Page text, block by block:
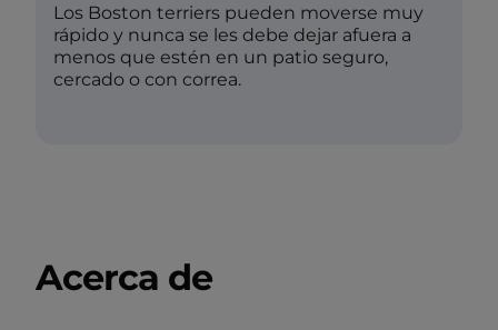
Los Boston terriers pueden moverse muy
rápido y nunca se les debe dejar afuera a
menos que estén en un patio seguro,
cercado o con correa.
Acerca de